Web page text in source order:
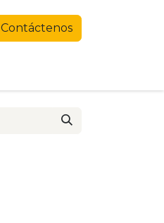
Contáctenos